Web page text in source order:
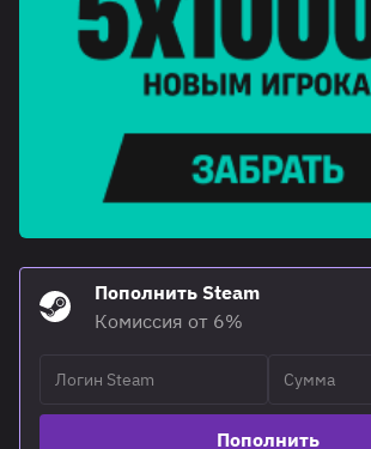
Пополнить Steam
Комиссия от 6%
Пополнить